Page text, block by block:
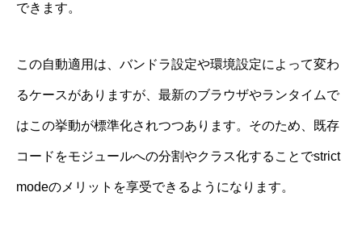
できます。
この自動適用は、バンドラ設定や環境設定によって変わ
るケースがありますが、最新のブラウザやランタイムで
はこの挙動が標準化されつつあります。そのため、既存
コードをモジュールへの分割やクラス化することでstrict
modeのメリットを享受できるようになります。